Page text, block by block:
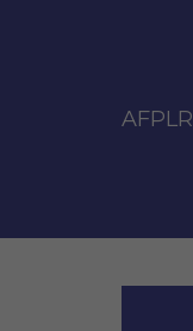
AFPLR